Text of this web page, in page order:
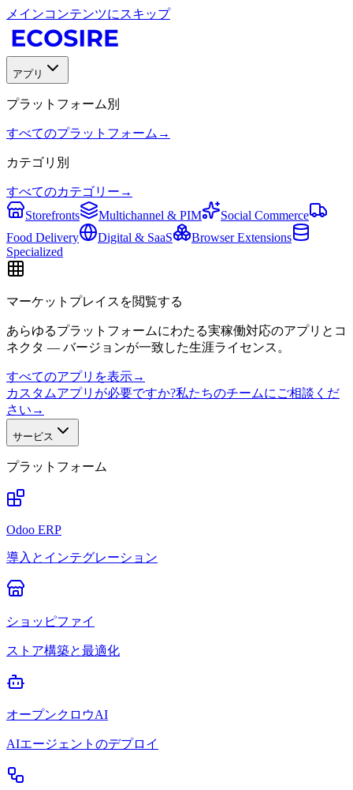
メインコンテンツにスキップ
アプリ
プラットフォーム別
すべてのプラットフォーム →
カテゴリ別
すべてのカテゴリー →
Storefronts
Multichannel & PIM
Social Commerce
Food Delivery
Digital & SaaS
Browser Extensions
Specialized
マーケットプレイスを閲覧する
あらゆるプラットフォームにわたる実稼働対応のアプリとコ
ネクタ — バージョンが一致した生涯ライセンス。
すべてのアプリを表示→
カスタムアプリが必要ですか?私たちのチームにご相談くだ
さい →
サービス
プラットフォーム
Odoo ERP
導入とインテグレーション
ショッピファイ
ストア構築と最適化
オープンクロウAI
AIエージェントのデプロイ